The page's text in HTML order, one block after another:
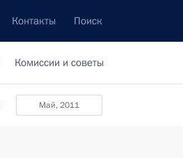
Контакты Поиск
Комиссии и советы
май, 2011